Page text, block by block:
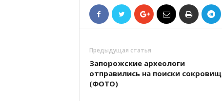
Предыдущая статья
Запорожские археологи
отправились на поиски сокровищ
(ФОТО)